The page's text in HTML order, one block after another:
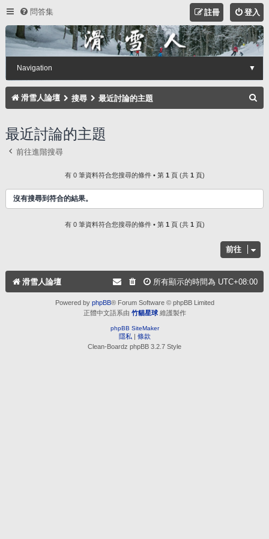
問答集 登入
註冊
Navigation ▼
滑雪人論壇 搜尋 最近討論的主題
最近討論的主題
前往進階搜尋
有 0 筆資料符合您搜尋的條件 • 第 1 頁 (共 1 頁)
沒有搜尋到符合的結果。
有 0 筆資料符合您搜尋的條件 • 第 1 頁 (共 1 頁)
前往
滑雪人論壇 所有顯示的時間為 UTC+08:00
Powered by phpBB® Forum Software © phpBB Limited
正體中文語系由 竹貓星球維護製作
phpBB SiteMaker
隱私 | 條款
Clean-Boardz phpBB 3.2.7 Style